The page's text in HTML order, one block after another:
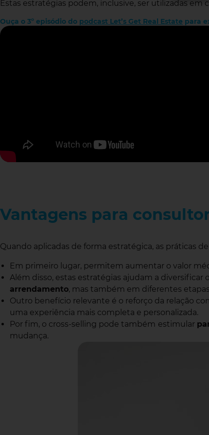
Estas estratégias podem, inclusive, ser utilizadas
Ouça o 3º episódio do podcast Let’s Get Real Estate para
Vantagens para
Quando aplicadas de forma estratégica, as práticas
Em primeiro lugar, permitem aumentar o valor
Além disso, estas estratégias ajudam a diversificar
arrendamento, mas também em diferentes
Outro benefício relevante é o reforço da relação
uma experiência mais completa e personalizada.
Por fim, o cross-selling pode também estimular
mudança.